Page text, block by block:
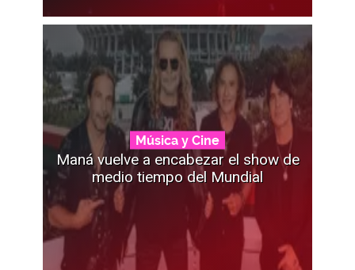
Música y Cine
Maná vuelve a encabezar el show de
medio tiempo del Mundial